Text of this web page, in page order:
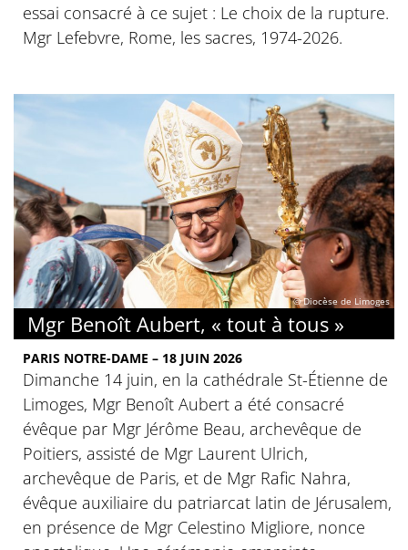
essai consacré à ce sujet : Le choix de la rupture.
Mgr Lefebvre, Rome, les sacres, 1974-2026.
© Diocèse de Limoges
Mgr Benoît Aubert, « tout à tous »
PARIS NOTRE-DAME – 18 JUIN 2026
Dimanche 14 juin, en la cathédrale St-Étienne de
Limoges, Mgr Benoît Aubert a été consacré
évêque par Mgr Jérôme Beau, archevêque de
Poitiers, assisté de Mgr Laurent Ulrich,
archevêque de Paris, et de Mgr Rafic Nahra,
évêque auxiliaire du patriarcat latin de Jérusalem,
en présence de Mgr Celestino Migliore, nonce